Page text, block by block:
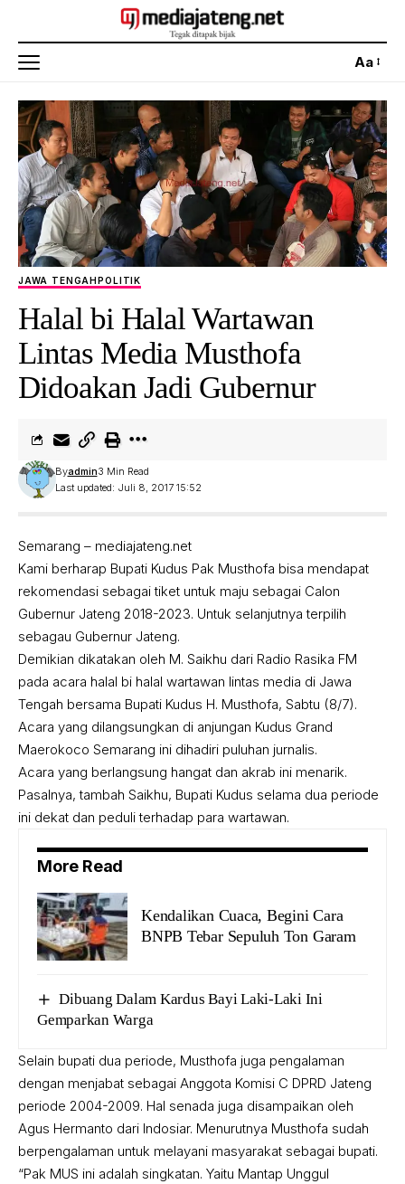
Aa
JAWA TENGAHPOLITIK
Halal bi Halal Wartawan
Lintas Media Musthofa
Didoakan Jadi Gubernur
Last updated: Juli 8, 2017 15:52
Byadmin3 Min Read
Semarang – mediajateng.net
Kami berharap Bupati Kudus Pak Musthofa bisa mendapat
rekomendasi sebagai tiket untuk maju sebagai Calon
Gubernur Jateng 2018-2023. Untuk selanjutnya terpilih
sebagau Gubernur Jateng.
Demikian dikatakan oleh M. Saikhu dari Radio Rasika FM
pada acara halal bi halal wartawan lintas media di Jawa
Tengah bersama Bupati Kudus H. Musthofa, Sabtu (8/7).
Acara yang dilangsungkan di anjungan Kudus Grand
Maerokoco Semarang ini dihadiri puluhan jurnalis.
Acara yang berlangsung hangat dan akrab ini menarik.
Pasalnya, tambah Saikhu, Bupati Kudus selama dua periode
ini dekat dan peduli terhadap para wartawan.
More Read
Kendalikan Cuaca, Begini Cara
BNPB Tebar Sepuluh Ton Garam
Dibuang Dalam Kardus Bayi Laki-Laki Ini
Gemparkan Warga
Selain bupati dua periode, Musthofa juga pengalaman
dengan menjabat sebagai Anggota Komisi C DPRD Jateng
periode 2004-2009. Hal senada juga disampaikan oleh
Agus Hermanto dari Indosiar. Menurutnya Musthofa sudah
berpengalaman untuk melayani masyarakat sebagai bupati.
“Pak MUS ini adalah singkatan. Yaitu Mantap Unggul